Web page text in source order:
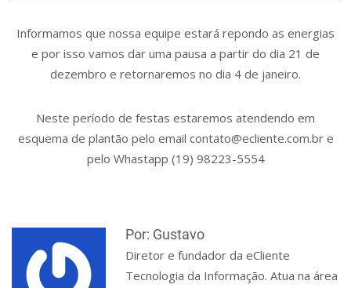
Informamos que nossa equipe estará repondo as energias
e por isso vamos dar uma pausa a partir do dia 21 de
dezembro e retornaremos no dia 4 de janeiro.
Neste período de festas estaremos atendendo em
esquema de plantão pelo email contato@ecliente.com.br e
pelo Whastapp (19) 98223-5554
Por: Gustavo
Diretor e fundador da eCliente
Tecnologia da Informação. Atua na área